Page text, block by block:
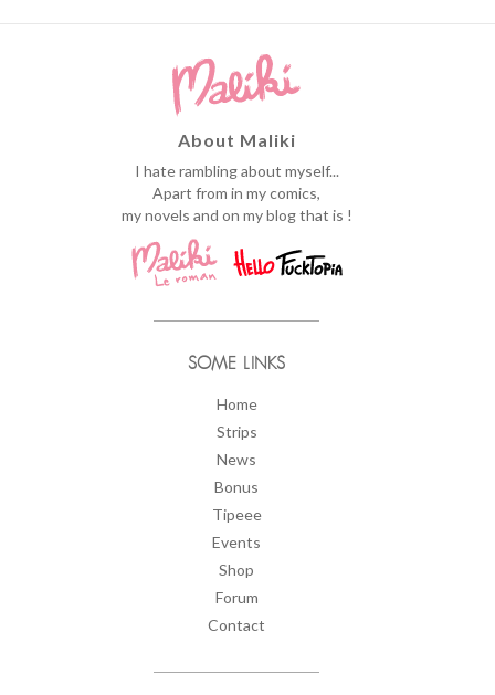
About Maliki
I hate rambling about myself...
Apart from in my comics,
my novels and on my blog that is !
SOME LINKS
Home
Strips
News
Bonus
Tipeee
Events
Shop
Forum
Contact